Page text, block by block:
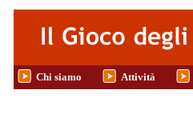
Salta al contenuto principale
Chi siamo Attività